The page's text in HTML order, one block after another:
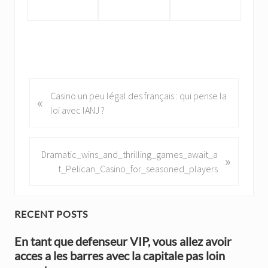
r
P
s
t
«
Casino un peu légal des français : qui pense la
loi avec lANJ ?
N
P
s
t
Dramatic_wins_and_thrilling_games_await_a
t_Pelican_Casino_for_seasoned_players
»
P
r
i
RECENT POSTS
En tant que defenseur VIP, vous allez avoir
acces a les barres avec la capitale pas loin